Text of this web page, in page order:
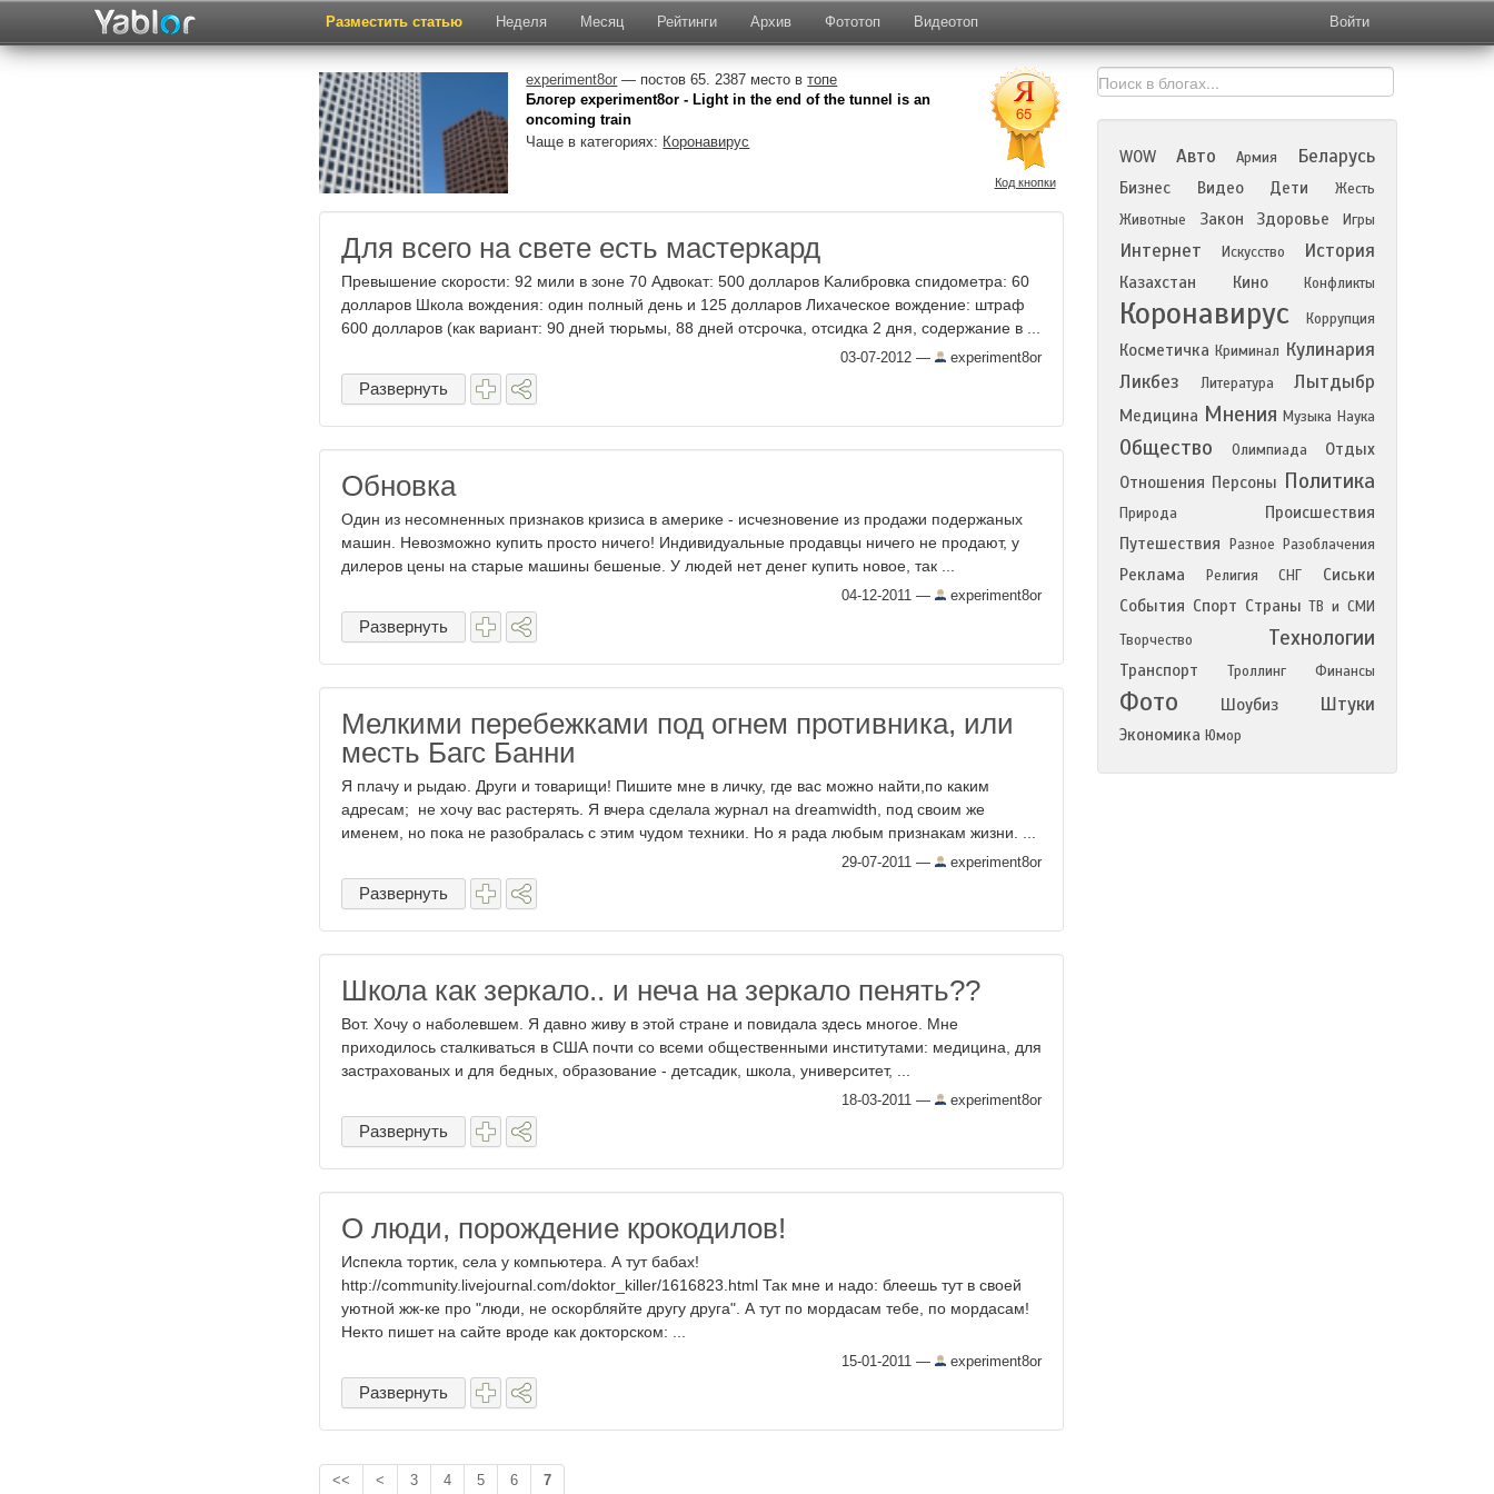
Разместить статью Неделя Месяц Рейтинги Архив Фототоп Видеотоп Войти
experiment8or — постов 65. 2387 место втопе
Блогер experiment8or - Light in the end of the tunnel is an
oncoming train
Чаще в категориях: Коронавирус
Код кнопки
Для всего на свете есть мастеркард
Превышение скорости: 92 мили в зоне 70 Адвокат: 500 долларов Kалибровка спидометра: 60
долларов Школа вождения: один полный день и 125 долларов Лихаческое вождение: штраф
600 долларов (как вариант: 90 дней тюрьмы, 88 дней отсрочка, отcидка 2 дня, содержание в ...
03-07-2012 — experiment8or
Развернуть
Обновка
Один из несомненных признаков кризиса в америке - исчезновение из продажи подержаных
машин. Невозможно купить просто ничего! Индивидуальные продавцы ничего не продают, у
дилеров цены на старые машины бешеные. У людей нет денег купить новое, так ...
04-12-2011 — experiment8or
Развернуть
Мелкими перебежками под огнем противника, или
месть Багс Банни
Я плачу и рыдаю. Други и товарищи! Пишите мне в личку, где вас можно найти,по каким
адресам; не хочу вас растерять. Я вчера сделала журнал на dreаmwidth, под своим же
именем, но пока не разобралась с этим чудом техники. Но я рада любым признакам жизни. ...
29-07-2011 — experiment8or
Развернуть
Школа как зеркало.. и неча на зеркало пенять??
Вот. Хочу о наболевшем. Я давно живу в этой стране и повидала здесь многое. Мне
приходилось сталкиваться в США почти со всеми общественными институтами: медицина, для
застрахованых и для бедных, образование - детсадик, школа, университет, ...
18-03-2011 — experiment8or
Развернуть
О люди, порождение крокодилов!
Испекла тортик, села у компьютера. А тут бабах!
http://community.livejournal.com/doktor_killer/1616823.html Так мне и надо: блеешь тут в своей
уютной жж-ке про "люди, не оскорбляйте другу друга". А тут по мордасам тебе, по мордасам!
Некто пишет на сайте вроде как докторском: ...
15-01-2011 — experiment8or
Развернуть
<< < 3 4 5 6 7
WOW Авто Армия Беларусь
Бизнес Видео Дети
Жесть
Животные
Закон Здоровье Игры
Интернет Искусство История
Казахстан Кино Конфликты
Коронавирус Коррупция
Косметичка Криминал Кулинария
Ликбез
Литература Лытдыбр
Медицина Мнения Музыка Наука
Общество Олимпиада
Отдых
Отношения Персоны Политика
Природа
Происшествия
Путешествия
Разное Разоблачения
Реклама Религия СНГ
Сиськи
События Спорт Страны ТВ и СМИ
Творчество
Технологии
Транспорт Троллинг Финансы
Фото Шоубиз Штуки
Экономика Юмор